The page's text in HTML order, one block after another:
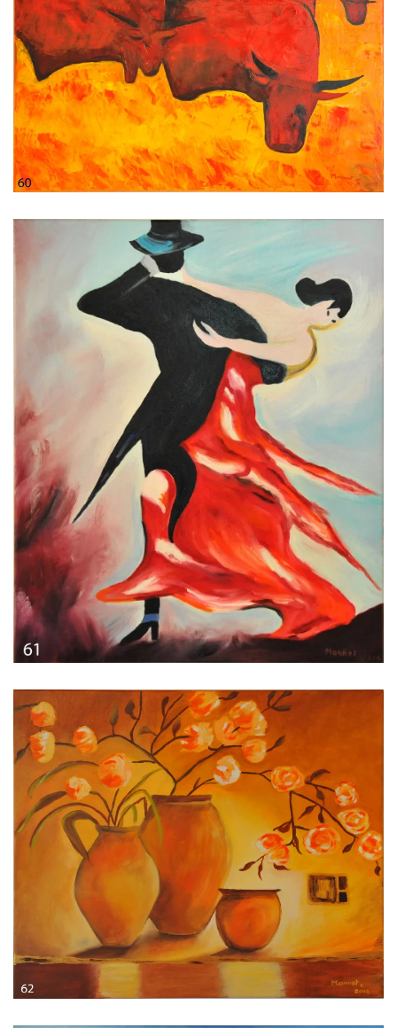
Voir l'image
Voir l'image
Voir l'image